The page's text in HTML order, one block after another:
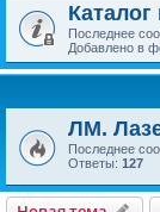
Последнее
Добавлено в
ЛМ.
Последнее
Ответы: 127